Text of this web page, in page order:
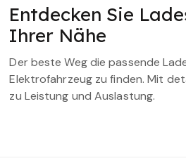
Entdecken Sie
Ihrer Nähe
Der beste Weg die passende
Elektrofahrzeug zu finden. Mit
zu Leistung und Auslastung.